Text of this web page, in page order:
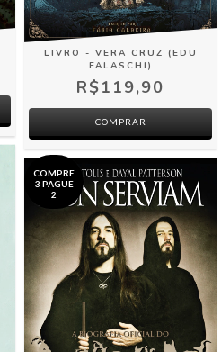
LIVRO - VERA CRUZ (EDU
FALASCHI)
R$119,90
COMPRAR
COMPRE
3 PAGUE
2